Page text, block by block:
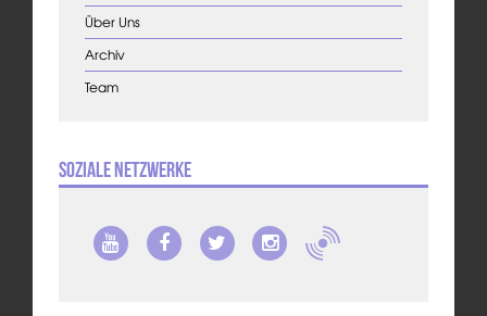
Über Uns
Archiv
Team
Soziale Netzwerke